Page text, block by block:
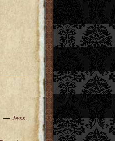
— Jess